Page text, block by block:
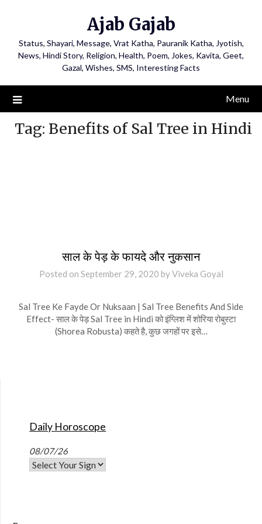
Ajab Gajab
Status, Shayari, Message, Vrat Katha, Pauranik Katha, Jyotish,
News, Hindi Story, Religion, Health, Poem, Jokes, Kavita, Geet,
Gazal, Wishes, SMS, Interesting Facts
Menu
Tag: Benefits of Sal Tree in Hindi
साल के पेड़ के फायदे और नुकसान
Posted on September 29, 2020 byViveka Goyal
Sal Tree Ke Fayde Or Nuksaan | Sal Tree Benefits And Side
Effect- साल के पेड़ Sal Tree in Hindi को इंग्लिश में शोरिया रोबुस्टा
(Shorea Robusta) कहते है, कुछ जगहों पर इसे…
Daily Horoscope
08/07/26